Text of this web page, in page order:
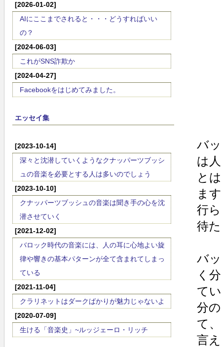
[2026-01-02]
AIにここまでされると・・・どうすればいい
の？
[2024-06-03]
これがSNS詐欺か
[2024-04-27]
Facebookをはじめてみました。
エッセイ集
[2023-10-14]
深々と沈潜していくようなクナッパーツブッシ
ュの音楽を必要とする人は多いのでしょう
[2023-10-10]
クナッパーツブッシュの音楽は聞き手の心を沈
潜させていく
[2021-12-02]
バロック時代の音楽には、人の耳に心地よい旋
律や響きの基本パターンが全て含まれてしまっ
ている
[2021-11-04]
クラリネットはダークばかりが魅力じゃないよ
[2020-07-09]
生ける「音楽史」~ルッジェーロ・リッチ
バ
は
と
ま
行
待
バ
く
て
分
て
言